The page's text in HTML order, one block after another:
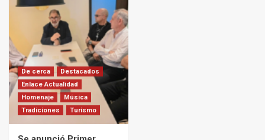
De cerca
Destacados
Enlace Actualidad
Homenaje
Música
Tradiciones
Turismo